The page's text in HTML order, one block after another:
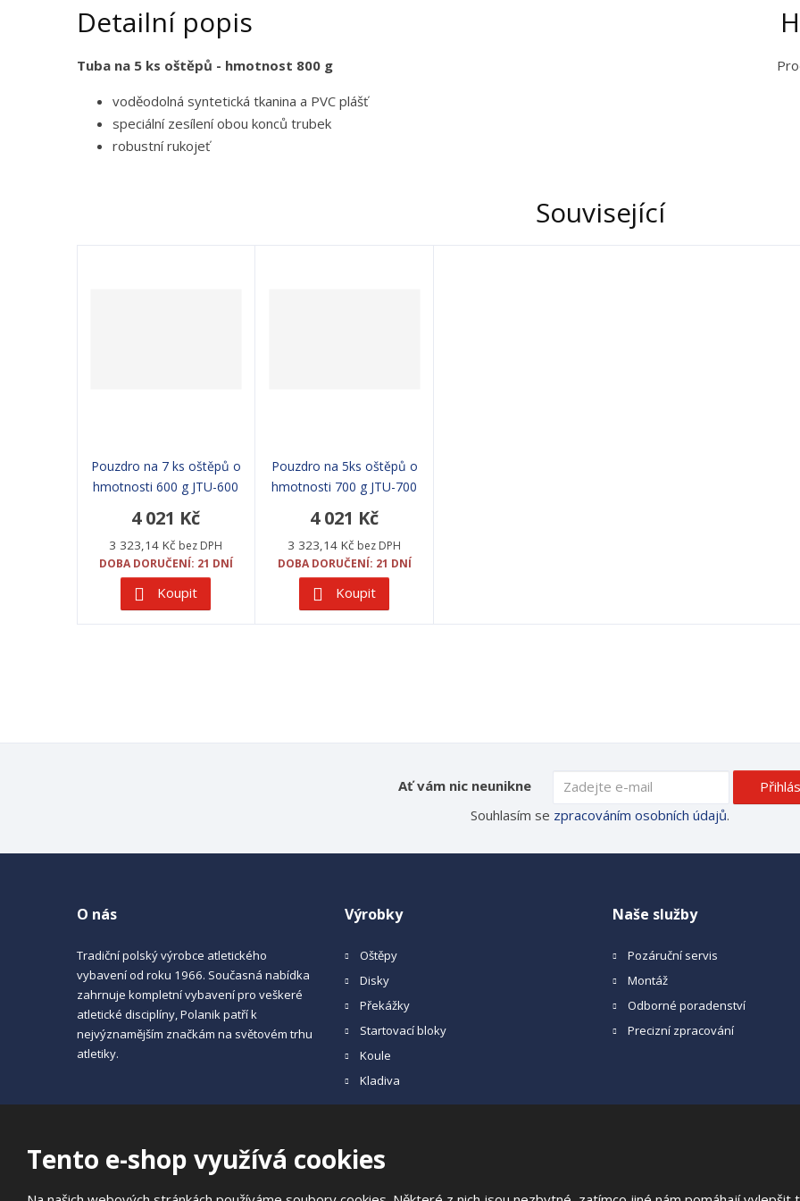
Tento e-shop využívá cookies
Detailní popis
Tuba na 5 ks oštěpů - hmotnost 800 g
voděodolná syntetická tkanina a PVC plášť
speciální zesílení obou konců trubek
robustní rukojeť
Související
Pouzdro na 7 ks oštěpů o
hmotnosti 600 g JTU-600
4 021 Kč
3 323,14 Kč bez DPH
DOBA DORUČENÍ: 21 DNÍ
Koupit
Pouzdro na 5ks oštěpů o
hmotnosti 700 g JTU-700
4 021 Kč
3 323,14 Kč bez DPH
DOBA DORUČENÍ: 21 DNÍ
Koupit
Ať vám nic neunikne
Souhlasím se zpracováním osobních údajů.
O nás
Tradiční polský výrobce atletického
vybavení od roku 1966. Současná nabídka
zahrnuje kompletní vybavení pro veškeré
atletické disciplíny, Polanik patří k
nejvýznamějším značkám na světovém trhu
atletiky.
Výrobky
Oštěpy
Disky
Překážky
Startovací bloky
Koule
Kladiva
Naše služby
Pozáruční servis
Montáž
Odborné poradenství
Precizní zpracování